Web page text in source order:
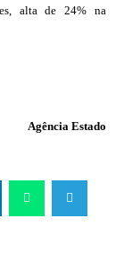
alta de 24% na
Agência Estado